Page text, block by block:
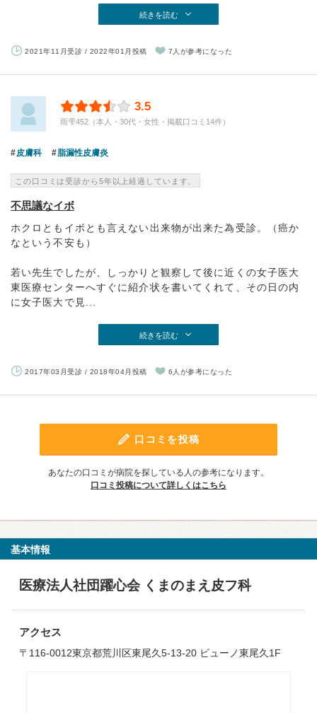
続きを読む
2021年11月受診 / 2022年01月投稿 7人が参考になった
3.5
雨雫452（本人・30代・女性・掲載口コミ14件）
皮膚科 脂漏性皮膚炎
この口コミは受診から5年以上経過しています。
不思議なイボ
ホクロともイボとも言えない出来物が出来た為受診。（癌か
なという不安も）
若い先生でしたが、しっかりと観察して後に近くの女子医大
東医療センターへすぐに紹介状を書いてくれて、その日の内
に女子医大で見...
続きを読む
2017年03月受診 / 2018年04月投稿 6人が参考になった
口コミを投稿
あなたの口コミが病院を探している人の参考になります。
口コミ投稿について詳しくはこちら
基本情報
医療法人社団躍心会 くまのまえ皮フ科
アクセス
〒116-0012東京都荒川区東尾久5-13-20 ビューノ東尾久1F